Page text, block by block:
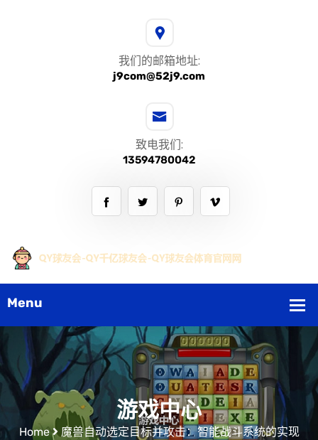
我们的邮箱地址:
j9com@52j9.com
致电我们:
13594780042
游戏中心
Home 魔兽自动选定目标并攻击：智能战斗系统的实现